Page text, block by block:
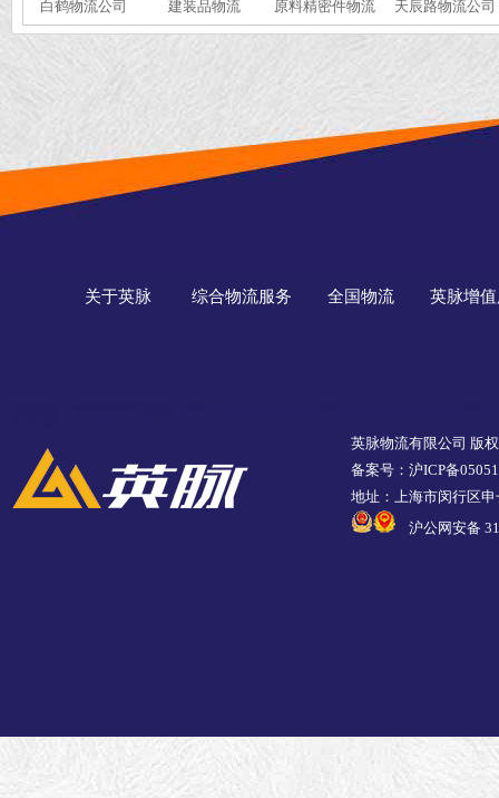
白鹤物流公司 建装品物流 原料精密件物流 天辰路物流公司
关于英脉 综合物流服务 全国物流 英脉增
英脉物流有限公司 版
备案号：沪ICP备
地址：上海市闵行区
沪公网安备